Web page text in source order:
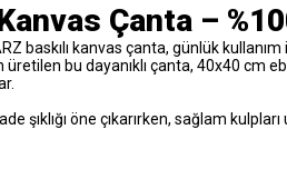
Çanta –
baskılı kanvas çanta, günlük
bu dayanıklı çanta, 40x40 cm
şıklığı öne çıkarırken, sağlam